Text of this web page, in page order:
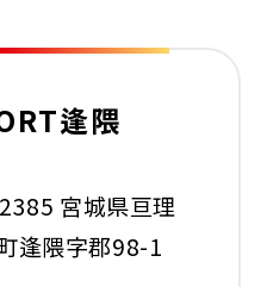
リー ワイパー
逢隈
宮城県亘理
逢隈字郡98-1